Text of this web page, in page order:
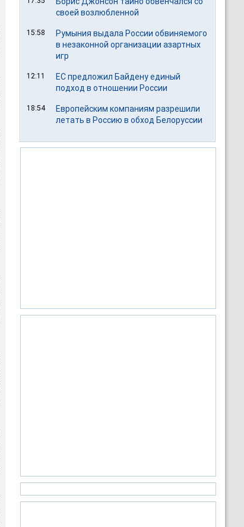
своей возлюбленной
15:58
Румыния выдала России обвиняемого
в незаконной организации азартных
игр
12:11
ЕС предложил Байдену единый
подход в отношении России
18:54
Европейским компаниям разрешили
летать в Россию в обход Белоруссии